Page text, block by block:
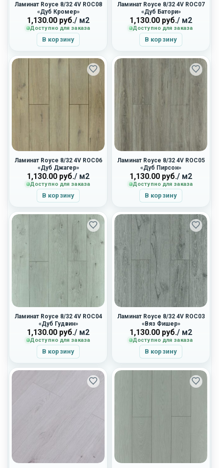
Ламинат Royce 8/32 4V ROC08
«Дуб Кромер»
1,130.00 руб./ м2
Доступно для заказа
В корзину
Ламинат Royce 8/32 4V ROC07
«Дуб Батори»
1,130.00 руб./ м2
Доступно для заказа
В корзину
Ламинат Royce 8/32 4V ROC06
«Дуб Джагер»
1,130.00 руб./ м2
Доступно для заказа
В корзину
Ламинат Royce 8/32 4V ROC05
«Дуб Пирсон»
1,130.00 руб./ м2
Доступно для заказа
В корзину
Ламинат Royce 8/32 4V ROC04
«Дуб Гудвин»
1,130.00 руб./ м2
Доступно для заказа
В корзину
Ламинат Royce 8/32 4V ROC03
«Вяз Фишер»
1,130.00 руб./ м2
Доступно для заказа
В корзину